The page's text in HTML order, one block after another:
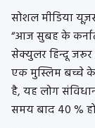
सोशल मीडिया
“आज सुबह के
सेक्युलर हिन्दू
एक मुस्लिम बच्चे
है, यह लोग
समय बाद 40 %